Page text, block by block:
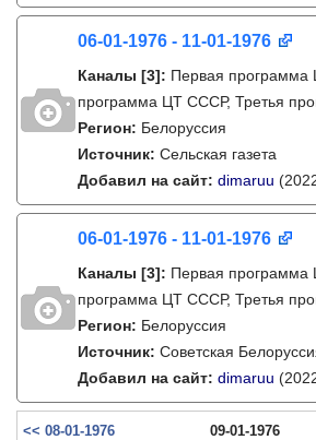
06-01-1976 - 11-01-1976
Каналы [3]: Первая программа
программа ЦТ ССCР, Третья
Регион: Белоруссия
Источник: Сельская газета
Добавил на сайт: dimaruu
06-01-1976 - 11-01-1976
Каналы [3]: Первая программа
программа ЦТ ССCР, Третья
Регион: Белоруссия
Источник: Советская
Добавил на сайт: dimaruu
<< 08-01-1976 09-01-1976